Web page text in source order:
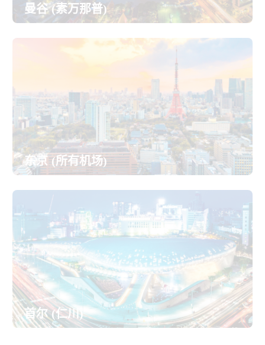
曼谷 (素万那普)
东京 (所有机场)
首尔 (仁川)